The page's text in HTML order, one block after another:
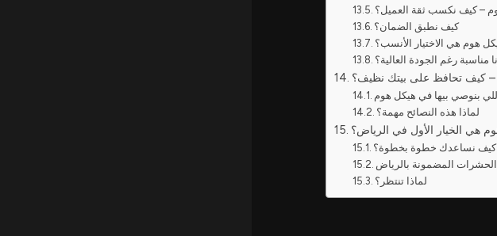
– كيف نكسب ثقة العميل؟
كيف نطبق الضمان؟
هوم هي الاختيار الأنسب؟
مناسبة رغم الجودة العالية؟
– كيف تحافظ على بيتك نظيف؟
لماذا هذه النصائح مهمة؟
هي الخيار الأول في الرياض؟
كيف نساعدك خطوة بخطوة؟
المضمونة بالرياض
لماذا تنتظر؟